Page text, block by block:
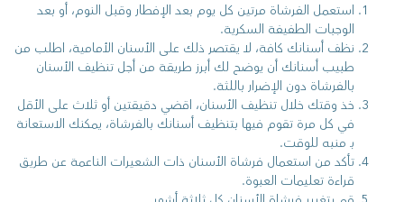
استعمل الفرشاة مرتين كل يوم بعد الإفطار وقبل النوم، أو بعد
الوجبات الطفيفة السكرية.
نظف أسنانك كافة، لا يقتصر ذلك على الأسنان الأمامية، اطلب من
طبيب أسنانك أن يوضح لك أبرز طريقة من أجل تنظيف الأسنان
بالفرشاة دون الإضرار باللثة.
خذ وقتك خلال تنظيف الأسنان، اقضي دقيقتين أو ثلاث على الأقل
في كل مرة تقوم فيها بتنظيف أسنانك بالفرشاة، يمكنك الاستعانة
بـ منبه للوقت.
تأكد من استعمال فرشاة الأسنان ذات الشعيرات الناعمة عن طريق
قراءة تعليمات العبوة.